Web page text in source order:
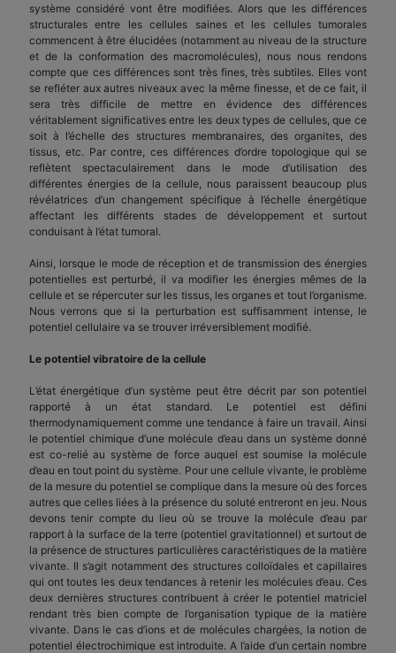
système considéré vont être modifiées. Alors que les différences
structurales entre les cellules saines et les cellules tumorales
commencent à être élucidées (notamment au niveau de la structure
et de la conformation des macromolécules), nous nous rendons
compte que ces différences sont très fines, très subtiles. Elles vont
se refléter aux autres niveaux avec la même finesse, et de ce fait, il
sera très difficile de mettre en évidence des différences
véritablement significatives entre les deux types de cellules, que ce
soit à l’échelle des structures membranaires, des organites, des
tissus, etc. Par contre, ces différences d’ordre topologique qui se
reflètent spectaculairement dans le mode d’utilisation des
différentes énergies de la cellule, nous paraissent beaucoup plus
révélatrices d’un changement spécifique à l’échelle énergétique
affectant les différents stades de développement et surtout
conduisant à l’état tumoral.
Ainsi, lorsque le mode de réception et de transmission des énergies
potentielles est perturbé, il va modifier les énergies mêmes de la
cellule et se répercuter sur les tissus, les organes et tout l’organisme.
Nous verrons que si la perturbation est suffisamment intense, le
potentiel cellulaire va se trouver irréversiblement modifié.
Le potentiel vibratoire de la cellule
L’état énergétique d’un système peut être décrit par son potentiel
rapporté à un état standard. Le potentiel est défini
thermodynamiquement comme une tendance à faire un travail. Ainsi
le potentiel chimique d’une molécule d’eau dans un système donné
est co-relié au système de force auquel est soumise la molécule
d’eau en tout point du système. Pour une cellule vivante, le problème
de la mesure du potentiel se complique dans la mesure où des forces
autres que celles liées à la présence du soluté entreront en jeu. Nous
devons tenir compte du lieu où se trouve la molécule d’eau par
rapport à la surface de la terre (potentiel gravitationnel) et surtout de
la présence de structures particulières caractéristiques de la matière
vivante. Il s’agit notamment des structures colloïdales et capillaires
qui ont toutes les deux tendances à retenir les molécules d’eau. Ces
deux dernières structures contribuent à créer le potentiel matriciel
rendant très bien compte de l’organisation typique de la matière
vivante. Dans le cas d’ions et de molécules chargées, la notion de
potentiel électrochimique est introduite. A l’aide d’un certain nombre